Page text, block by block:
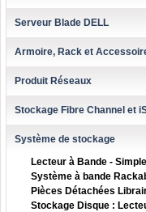
Serveur Blade DELL
Armoire, Rack et
Produit Réseaux
Stockage Fibre Channel et
Système de stockage
Lecteur à Bande - Simple
Système à bande
Pièces Détachées
Stockage Disque :